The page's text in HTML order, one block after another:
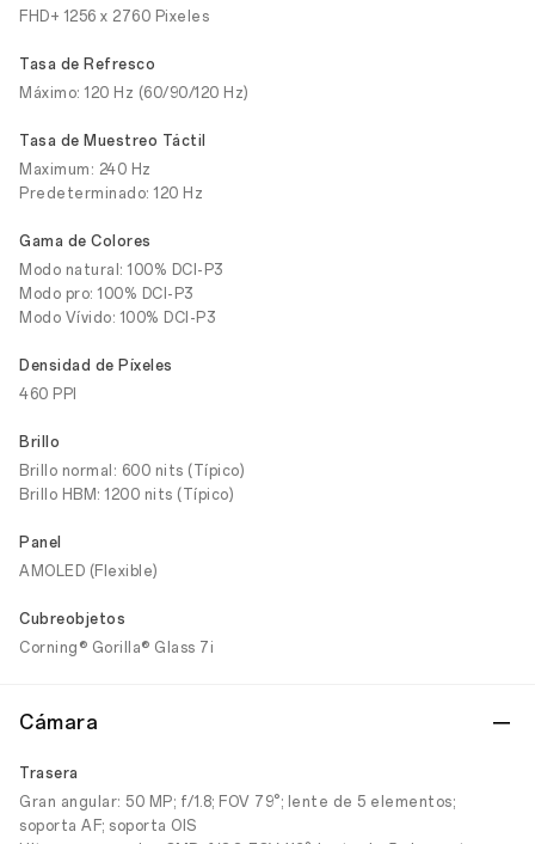
FHD+ 1256 x 2760 Pixeles
Tasa de Refresco
Máximo: 120 Hz (60/90/120 Hz)
Tasa de Muestreo Táctil
Maximum: 240 Hz
Predeterminado: 120 Hz
Gama de Colores
Modo natural: 100% DCI-P3
Modo pro: 100% DCI-P3
Modo Vívido: 100% DCI-P3
Densidad de Píxeles
460 PPI
Brillo
Brillo normal: 600 nits (Típico)
Brillo HBM: 1200 nits (Típico)
Panel
AMOLED (Flexible)
Cubreobjetos
Corning® Gorilla® Glass 7i
Cámara
Trasera
Gran angular: 50 MP; f/1.8; FOV 79°; lente de 5 elementos;
soporta AF; soporta OIS